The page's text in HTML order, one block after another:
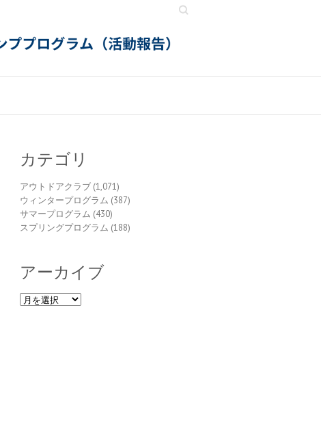
Search
カテゴリ
アウトドアクラブ (1,071)
ウィンタープログラム (387)
サマープログラム (430)
スプリングプログラム (188)
アーカイブ
ア